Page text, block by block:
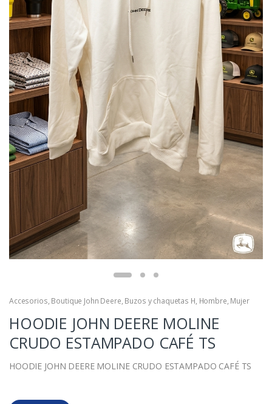
Accesorios, Boutique John Deere, Buzos y chaquetas H, Hombre, Mujer
HOODIE JOHN DEERE MOLINE
CRUDO ESTAMPADO CAFÉ TS
HOODIE JOHN DEERE MOLINE CRUDO ESTAMPADO CAFÉ TS